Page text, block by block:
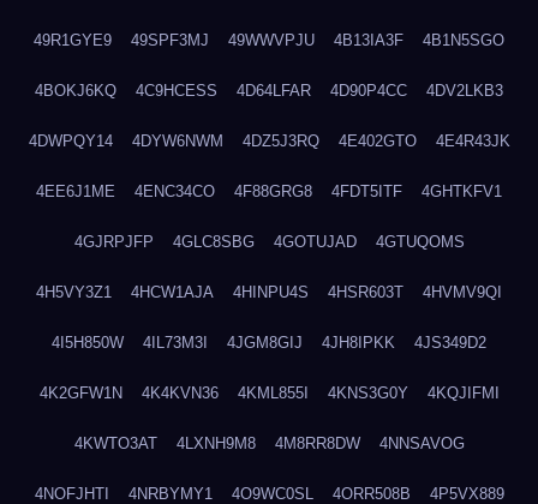
49R1GYE9 49SPF3MJ 49WWVPJU 4B13IA3F 4B1N5SGO
4BOKJ6KQ 4C9HCESS 4D64LFAR 4D90P4CC 4DV2LKB3
4DWPQY14 4DYW6NWM 4DZ5J3RQ 4E402GTO 4E4R43JK
4EE6J1ME 4ENC34CO 4F88GRG8 4FDT5ITF 4GHTKFV1
4GJRPJFP 4GLC8SBG 4GOTUJAD 4GTUQOMS
4H5VY3Z1 4HCW1AJA 4HINPU4S 4HSR603T 4HVMV9QI
4I5H850W 4IL73M3I 4JGM8GIJ 4JH8IPKK 4JS349D2
4K2GFW1N 4K4KVN36 4KML855I 4KNS3G0Y 4KQJIFMI
4KWTO3AT 4LXNH9M8 4M8RR8DW 4NNSAVOG
4NOFJHTI 4NRBYMY1 4O9WC0SL 4ORR508B 4P5VX889